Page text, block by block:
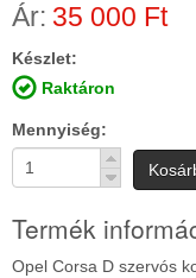
Ár: 35 000 Ft
Készlet:
Raktáron
Mennyiség
Termék
Opel Corsa D szervós